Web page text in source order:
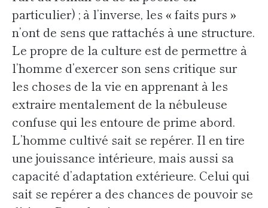
particulier) ; à l’inverse, les « faits purs »
n’ont de sens que rattachés à une structure.
Le propre de la culture est de permettre à
l’homme d’exercer son sens critique sur
les choses de la vie en apprenant à les
extraire mentalement de la nébuleuse
confuse qui les entoure de prime abord.
L’homme cultivé sait se repérer. Il en tire
une jouissance intérieure, mais aussi sa
capacité d’adaptation extérieure. Celui qui
sait se repérer a des chances de pouvoir se